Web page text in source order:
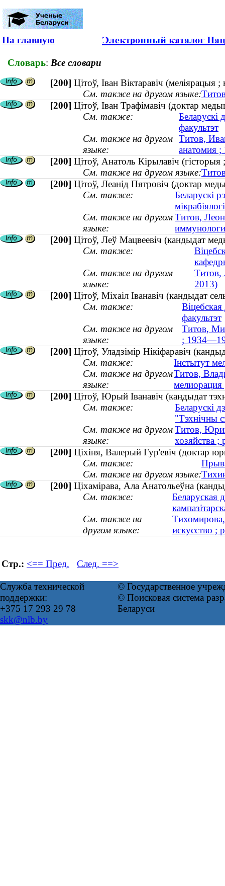
На главную
Словарь: Все словари
[200] Цітоў, Іван Віктаравіч (меліярацыя
См. также на другом языке:
[200] Цітоў, Іван Трафімавіч (доктар
См. также:
Беларускі
факультэт
См. также на другом
языке:
Титов,
анатомия
[200] Цітоў, Анатоль Кірылавіч
См. также на другом языке:
[200] Цітоў, Леанід Пятровіч (доктар
См. также:
Беларускі
См. также на другом
языке:
Титов,
[200] Цітоў, Леў Мацвеевіч (кандыдат
См. также:
См. также на другом
языке:
Титов,
2013)
[200] Цітоў, Міхаіл Іванавіч (кандыдат
См. также:
факультэт
См. также на другом
языке:
Титов,
;
[200] Цітоў, Уладзімір Нікіфаравіч
См. также:
Інстытут
См. также на другом
языке:
Титов,
[200] Цітоў, Юрый Іванавіч (кандыдат
См. также:
Беларускі
"Тэхнічны
См. также на другом
языке:
Титов,
хозяйства ;
[200] Ціхіня, Валерый Гур'евіч (доктар
См. также:
См. также на другом языке:
[200] Ціхамірава, Ала Анатольеўна
См. также:
Беларуская
См. также на
другом языке:
искусство ;
Стр.: <== Пред. След. ==>
Служба технической
поддержки:
+375 17 293 29 78
skk@nlb.by
© Государственное
© Поисковая система
Беларуси